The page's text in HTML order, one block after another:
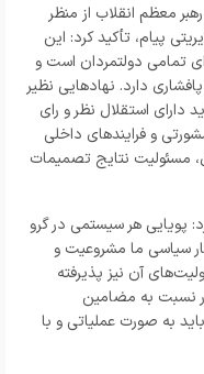
معظم انقلاب از منظر
پیام، تأکید کرد: این
تمامی دولتمردان است و
دارد. نهادهایی نظیر
دارای استقلال نظر و رای
و فرایندهای داخلی
مسئولیت نتایج تصمیمات
پویایی هر سیستمی در گرو
سیاسی ما مشروعیت و
آن نیز پذیرفته
نسبت به مضامین
به صورت عملیاتی و با